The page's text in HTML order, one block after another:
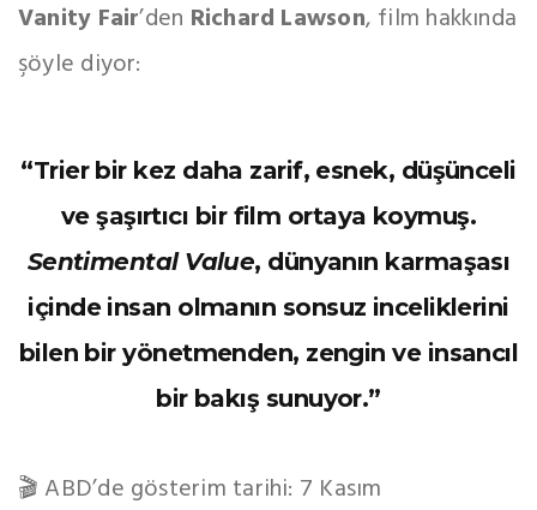
Vanity Fair’den Richard Lawson, film hakkında
şöyle diyor:
“Trier bir kez daha zarif, esnek, düşünceli
ve şaşırtıcı bir film ortaya koymuş.
Sentimental Value, dünyanın karmaşası
içinde insan olmanın sonsuz inceliklerini
bilen bir yönetmenden, zengin ve insancıl
bir bakış sunuyor.”
🎬 ABD’de gösterim tarihi: 7 Kasım